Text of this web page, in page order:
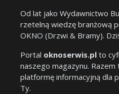
Od lat jako Wydawnictwo
rzetelną wiedzę branżową
OKNO (Drzwi & Bramy).
Portal oknoserwis.pl to
naszego magazynu.
platformę informacyjną dla
Ty.